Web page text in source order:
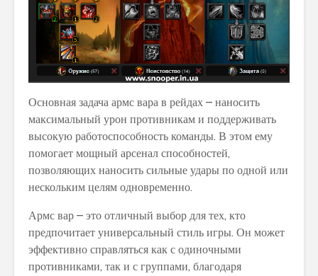
Основная задача армс вара в рейдах – наносить
максимальный урон противникам и поддерживать
высокую работоспособность команды. В этом ему
помогает мощный арсенал способностей,
позволяющих наносить сильные удары по одной или
нескольким целям одновременно.
Армс вар – это отличный выбор для тех, кто
предпочитает универсальный стиль игры. Он может
эффективно справляться как с одиночными
противниками, так и с группами, благодаря